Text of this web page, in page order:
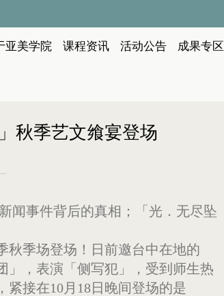
亚美学院 课程资讯 活动公告 成果专区
秋季艺文飨宴登场
闻事件背后的真相；「光．无尽坠
秋季场登场！日前邀台中在地的
」，表演「侧写犯」，受到师生热
紧接在10月18日晚间登场的是